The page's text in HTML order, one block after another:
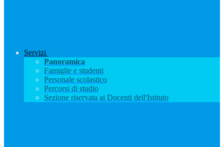
Servizi
Panoramica
Famiglie e studenti
Personale scolastico
Percorsi di studio
Sezione riservata ai Docenti dell'Istituto